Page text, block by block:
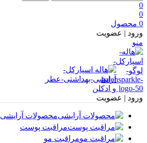
0
0
0 محصول
ورود | عضویت
منو
ورود | عضویت
محصولات آرایشی
مراقبت پوست
مراقبت مو